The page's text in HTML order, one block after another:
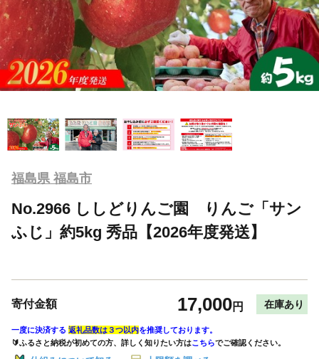
福島県 福島市
No.2966 ししどりんご園 りんご「サン
ふじ」約5kg 秀品【2026年度発送】
寄付金額 17,000円 在庫あり
一度に決済する 返礼品数は３つ以内を推奨しております。
🔰ふるさと納税が初めての方、詳しく知りたい方はこちらでご確認ください。